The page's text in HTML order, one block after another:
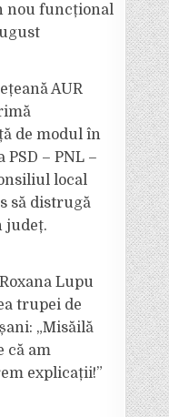
nou funcțional
AUR
de modul în
– PNL –
local
să distrugă
județ.
Lupu
trupei de
„Misăilă
că am
explicații!”